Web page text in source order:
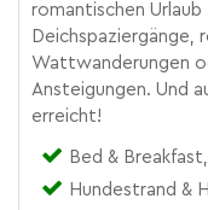
romantischen
Deichspaziergänge,
Wattwanderungen
Ansteigungen. Und
erreicht!
Bed &
Hundestrand &